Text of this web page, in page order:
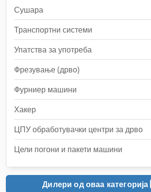
Сушара
Транспортни системи
Упатства за употреба
Фрезување (дрво)
Фурниер машини
Хакер
ЦПУ обработувачки центри за дрво
Цели погони и пакети машини
Дилери од оваа категорија